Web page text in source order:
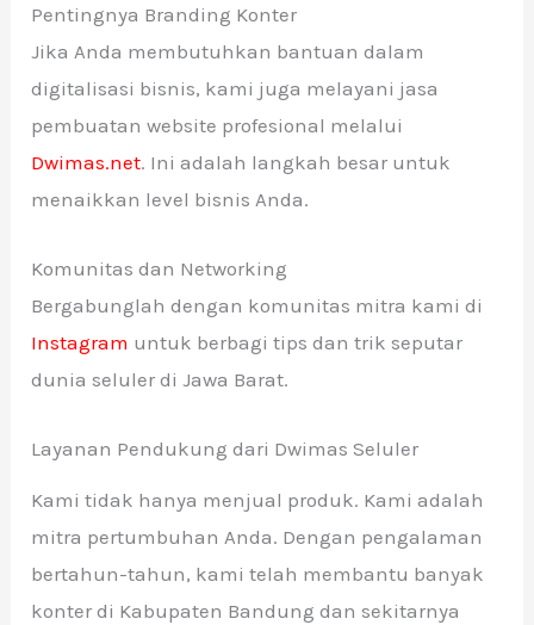
Pentingnya Branding Konter
Jika Anda membutuhkan bantuan dalam
digitalisasi bisnis, kami juga melayani jasa
pembuatan website profesional melalui
Dwimas.net. Ini adalah langkah besar untuk
menaikkan level bisnis Anda.
Komunitas dan Networking
Bergabunglah dengan komunitas mitra kami di
Instagram untuk berbagi tips dan trik seputar
dunia seluler di Jawa Barat.
Layanan Pendukung dari Dwimas Seluler
Kami tidak hanya menjual produk. Kami adalah
mitra pertumbuhan Anda. Dengan pengalaman
bertahun-tahun, kami telah membantu banyak
konter di Kabupaten Bandung dan sekitarnya